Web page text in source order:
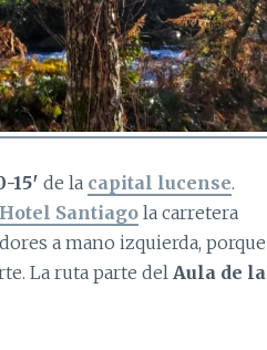
15′ de la capital lucense.
Hotel Santiagola carretera
a mano izquierda, porque
La ruta parte delAula de la